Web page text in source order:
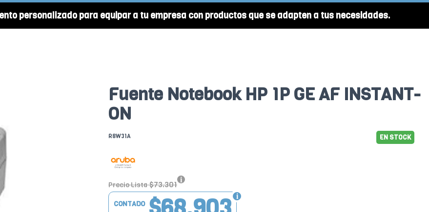
personalizado para equipar a tu empresa con productos que se adapten a tus necesidades.
Fuente Notebook HP 1P GE AF INSTANT-
ON
R8W31A EN STOCK
Precio Lista $73.301
CONTADO